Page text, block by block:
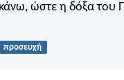
ώστε η δόξα του
προσευχή